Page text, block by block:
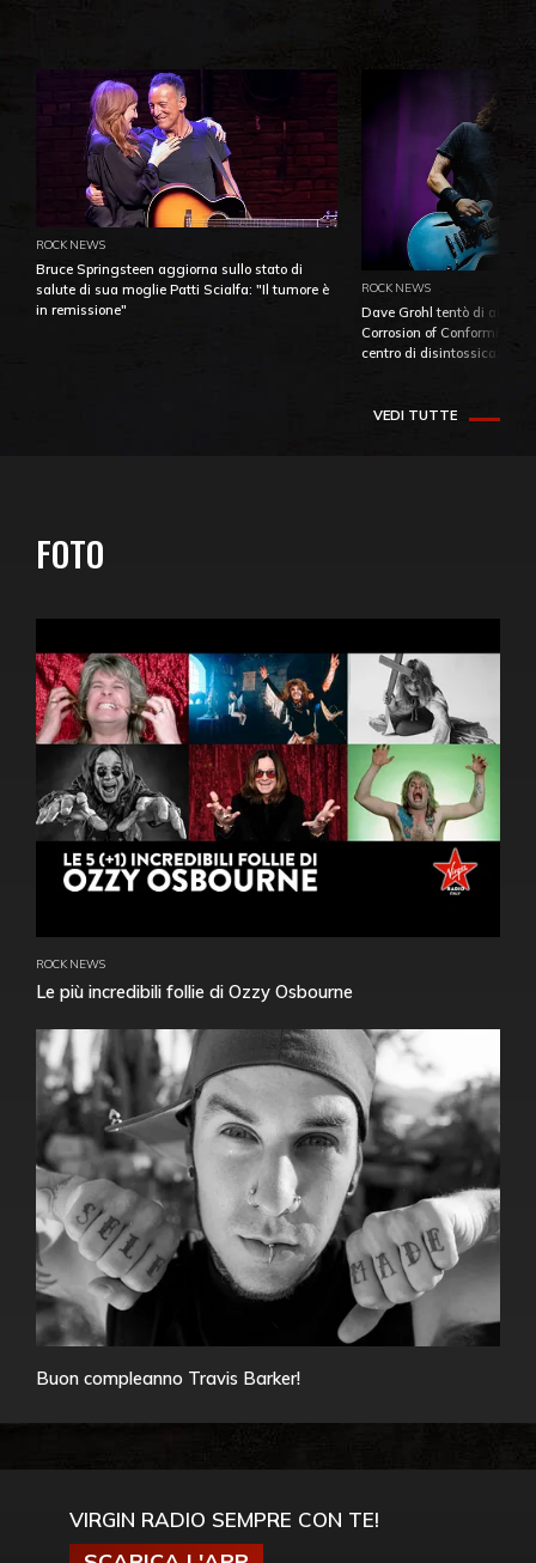
ROCK NEWS
Bruce Springsteen aggiorna sullo stato di
salute di sua moglie Patti Scialfa: "Il tumore è
in remissione"
ROCK NEWS
Dave Grohl tentò di
Corrosion of Conformity
centro di
VEDI TUTTE
FOTO
ROCK NEWS
Le più incredibili follie di Ozzy Osbourne
Buon compleanno Travis Barker!
VIRGIN RADIO SEMPRE CON TE!